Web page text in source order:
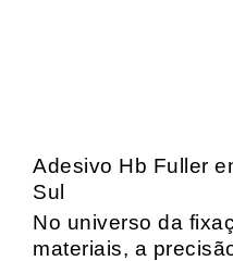
Adesivo Hb Fuller
Sul
No universo da
materiais, a